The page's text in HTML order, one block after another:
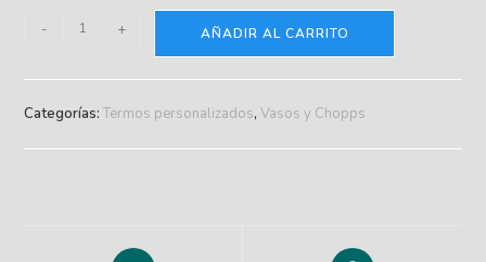
- + AÑADIR AL CARRITO
Categorías:Termos personalizados,Vasos y Chopps